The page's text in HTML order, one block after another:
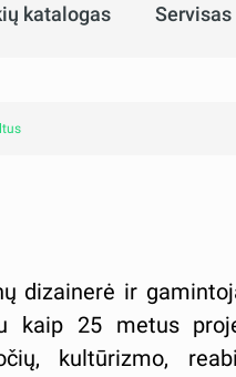
katalogas Servisas
dizainerė ir
kaip 25 metus
kultūrizmo,